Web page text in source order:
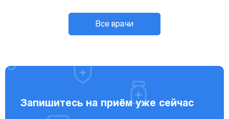
Все врачи
Запишитесь на приём уже сейчас